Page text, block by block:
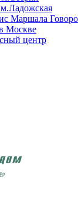
Маршала
Москве
центр